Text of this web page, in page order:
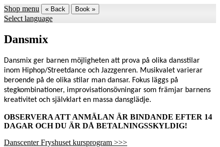
Shop menu « Back Book »
Select language
Dansmix
Dansmix ger barnen möjligheten att prova på olika dansstilar
inom Hiphop/Streetdance och Jazzgenren. Musikvalet varierar
beroende på de olika stilar man dansar. Fokus läggs på
stegkombinationer, improvisationsövningar som främjar barnens
kreativitet och självklart en massa dansglädje.
OBSERVERA ATT ANMÄLAN ÄR BINDANDE EFTER 14
DAGAR OCH DU ÄR DÅ BETALNINGSSKYLDIG!
Danscenter Fryshuset kursprogram >>>